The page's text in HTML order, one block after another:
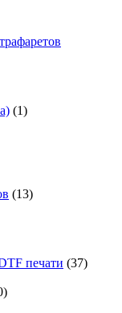
(1)
(13)
печати (37)